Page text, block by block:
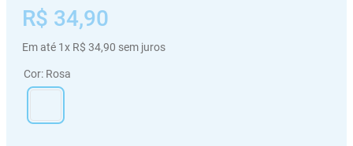
R$ 34,90
Em até 1x R$ 34,90 sem juros
Cor: Rosa